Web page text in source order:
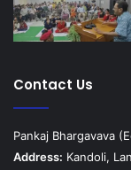
Contact Us
Pankaj Bhargavava
Address: Kandoli,